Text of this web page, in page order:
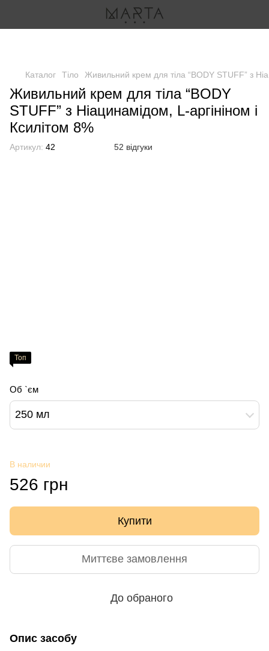
Каталог Тіло Живильний крем для тіла “BODY STUFF” з
Живильний крем для тіла “BODY
STUFF” з Ніацинамідом, L-аргініном і
Ксилітом 8%
Артикул: 42 52 відгуки
Топ
Об `єм
250 мл
В наличии
526 грн
Купити
Миттєве замовлення
До обраного
Опис засобу